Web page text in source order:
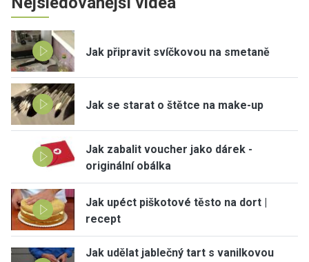
Jak připravit svíčkovou na smetaně
Jak se starat o štětce na make-up
Jak zabalit voucher jako dárek -
originální obálka
Jak upéct piškotové těsto na dort |
recept
Jak udělat jablečný tart s vanilkovou